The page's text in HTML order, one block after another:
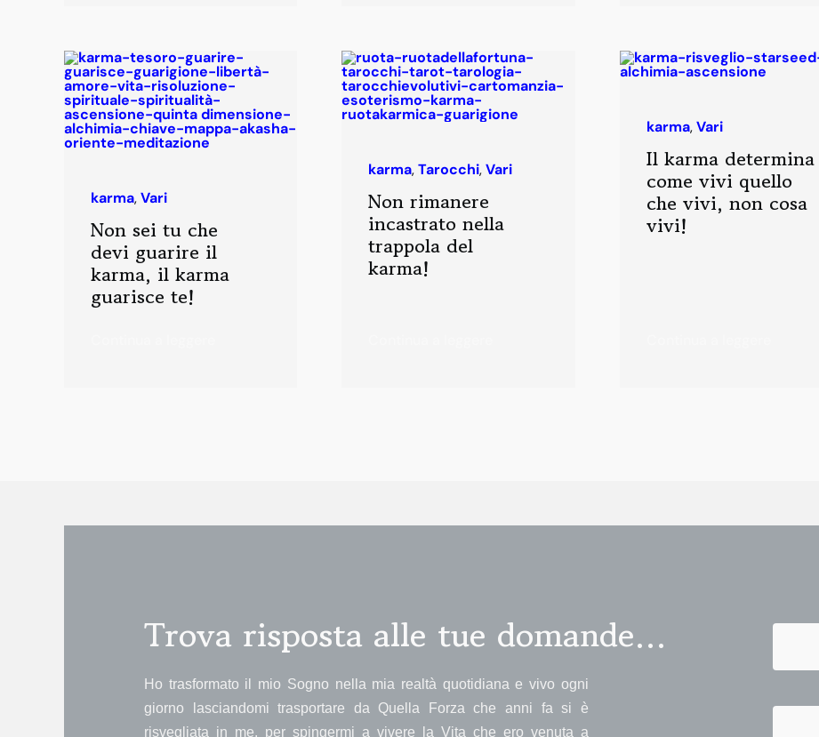
karma,Vari
Non sei tu che
devi guarire il
karma, il karma
guarisce te!
karma,Tarocchi,Vari
Non rimanere
incastrato nella
trappola del
karma!
karma,Vari
Il karma determina
come vivi quello
che vivi, non cosa
vivi!
Trova risposta alle tue domande…
Ho trasformato il mio Sogno nella mia realtà quotidiana e vivo ogni
giorno lasciandomi trasportare da Quella Forza che anni fa si è
risvegliata in me, per spingermi a vivere la Vita che ero venuta a